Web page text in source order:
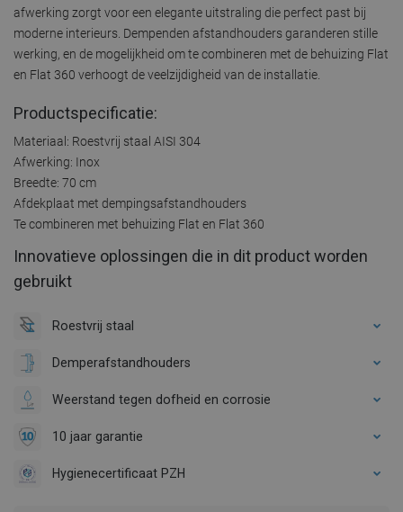
afwerking zorgt voor een elegante uitstraling die perfect past bij
moderne interieurs. Dempenden afstandhouders garanderen stille
werking, en de mogelijkheid om te combineren met de behuizing Flat
en Flat 360 verhoogt de veelzijdigheid van de installatie.
Productspecificatie:
Materiaal: Roestvrij staal AISI 304
Afwerking: Inox
Breedte: 70 cm
Afdekplaat met dempingsafstandhouders
Te combineren met behuizing Flat en Flat 360
Innovatieve oplossingen die in dit product worden
gebruikt
Roestvrij staal
Demperafstandhouders
Weerstand tegen dofheid en corrosie
10 jaar garantie
Hygienecertificaat PZH